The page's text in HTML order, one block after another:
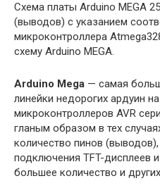
Схема платы Arduino MEGA
(выводов) с указанием
микроконтроллера
схему Arduino MEGA.
Arduino Mega — самая
линейки недорогих ардуин
микроконтроллеров AVR
гланым образом в тех
количество пинов
подключения TFT-дисплеев
большее количество и